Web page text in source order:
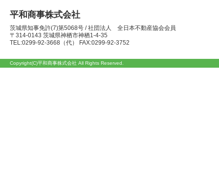
平和商事株式会社
茨城県知事免許(7)第5068号 / 社団法人 全日本不動産協会会員
〒314-0143 茨城県神栖市神栖1-4-35
TEL:0299-92-3668（代） FAX:0299-92-3752
Copyright(C)平和商事株式会社 All Rights Reserved.